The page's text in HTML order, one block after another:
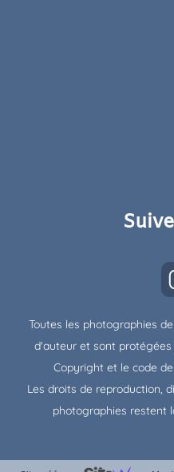
Toutes les photographies
d'auteur et sont
Copyright et le code
Les droits de reproduction,
photographies restent